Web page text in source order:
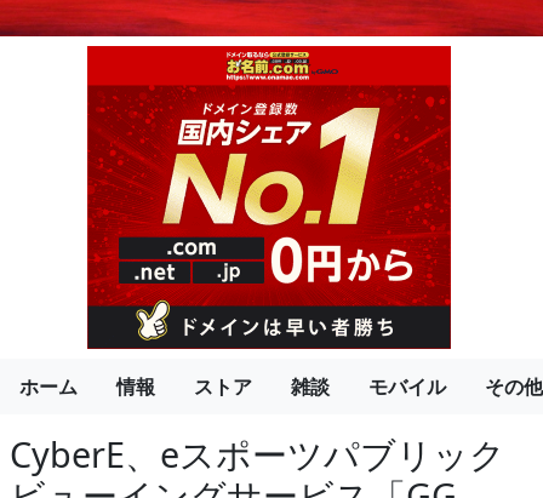
ホーム 情報 ストア 雑談 モバイル その他
CyberE、eスポーツパブリック